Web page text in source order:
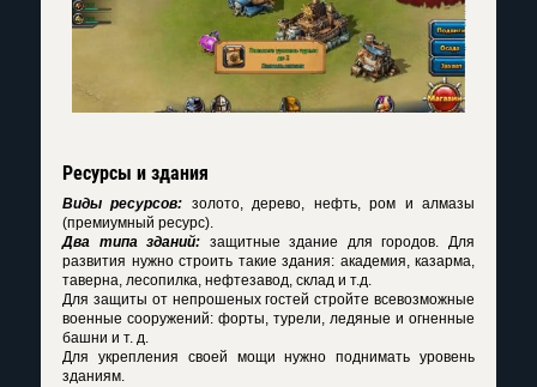
Ресурсы и здания
Виды ресурсов: золото, дерево, нефть, ром и алмазы
(премиумный ресурс).
Два типа зданий: защитные здание для городов. Для
развития нужно строить такие здания: академия, казарма,
таверна, лесопилка, нефтезавод, склад и т.д.
Для защиты от непрошеных гостей стройте всевозможные
военные сооружений: форты, турели, ледяные и огненные
башни и т. д.
Для укрепления своей мощи нужно поднимать уровень
зданиям.